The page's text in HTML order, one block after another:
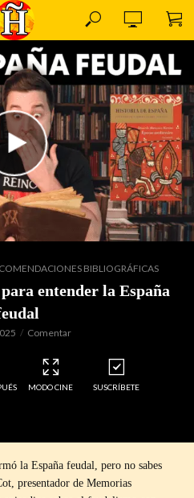
BIBLIOGRÁFICAS
entender la España
Comentar
MODO CINE SUSCRÍBETE
la España feudal, pero no sabes
presentador de Memorias